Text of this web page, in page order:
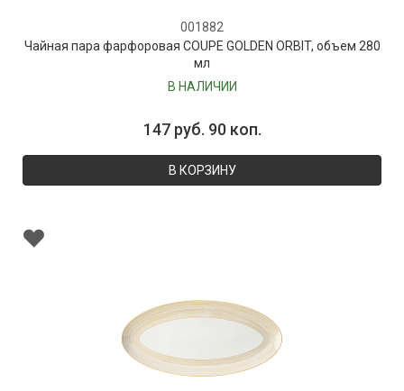
001882
Чайная пара фарфоровая COUPE GOLDEN ORBIT, объем 280
мл
В НАЛИЧИИ
147 руб. 90 коп.
В КОРЗИНУ